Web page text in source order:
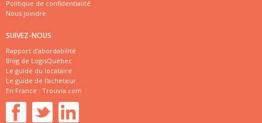
Politique de confidentialité
Nous joindre
SUIVEZ-NOUS
Rapport d'abordabilité
Blog de LogisQuébec
Le guide du locataire
Le guide de l'acheteur
En France : Trouvia.com